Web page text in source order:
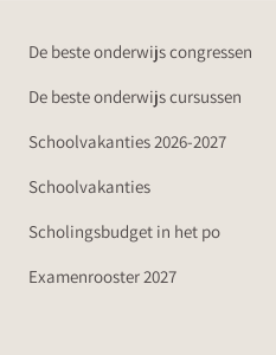
De beste onderwijs congressen
De beste onderwijs cursussen
Schoolvakanties 2026-2027
Schoolvakanties
Scholingsbudget in het po
Examenrooster 2027